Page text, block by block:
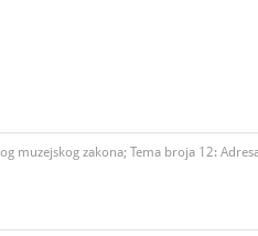
muzejskog zakona; Tema broja 12: